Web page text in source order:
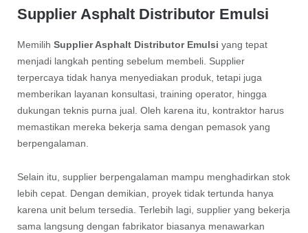
Supplier Asphalt Distributor Emulsi
Memilih Supplier Asphalt Distributor Emulsi yang tepat
menjadi langkah penting sebelum membeli. Supplier
terpercaya tidak hanya menyediakan produk, tetapi juga
memberikan layanan konsultasi, training operator, hingga
dukungan teknis purna jual. Oleh karena itu, kontraktor harus
memastikan mereka bekerja sama dengan pemasok yang
berpengalaman.
Selain itu, supplier berpengalaman mampu menghadirkan stok
lebih cepat. Dengan demikian, proyek tidak tertunda hanya
karena unit belum tersedia. Terlebih lagi, supplier yang bekerja
sama langsung dengan fabrikator biasanya menawarkan